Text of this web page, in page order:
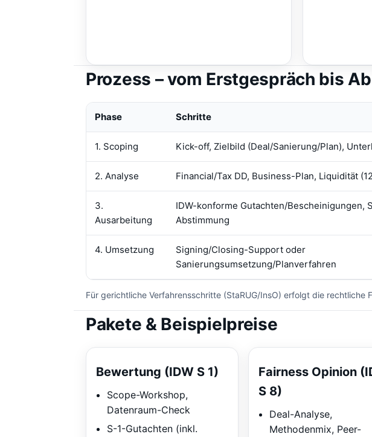
Prozess – vom Erstgespräch bis
Phase Schritte
1. Scoping Kick-off, Zielbild (Deal/Sanierung/Plan),
2. Analyse Financial/Tax DD, Business-Plan, Liquidität
3.
Ausarbeitung
IDW-konforme Gutachten/Bescheinigungen,
Abstimmung
4. Umsetzung
Signing/Closing-Support oder
Sanierungsumsetzung/Planverfahren
Für gerichtliche Verfahrensschritte (StaRUG/InsO) erfolgt die
Pakete & Beispielpreise
Bewertung (IDW S 1)
Scope-Workshop,
Datenraum-Check
S-1-Gutachten (inkl.
Fairness Opinion
S 8)
Deal-Analyse,
Methodenmix, Peer-